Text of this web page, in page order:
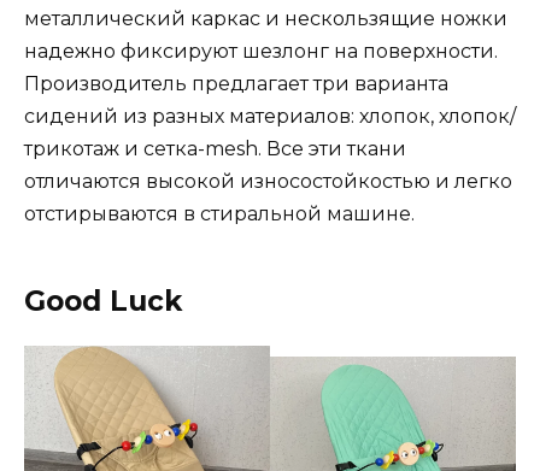
металлический каркас и нескользящие ножки
надежно фиксируют шезлонг на поверхности.
Производитель предлагает три варианта
сидений из разных материалов: хлопок, хлопок/
трикотаж и сетка-mesh. Все эти ткани
отличаются высокой износостойкостью и легко
отстирываются в стиральной машине.
Good Luck